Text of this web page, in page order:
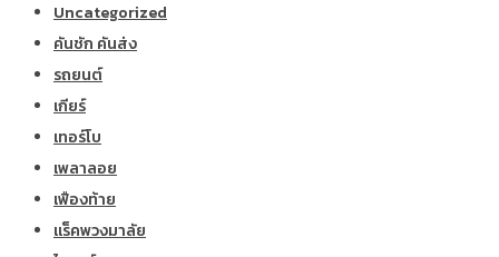
Uncategorized
คันชัก คันส่ง
รถยนต์
เกียร์
เทอร์โบ
เพลาลอย
เฟืองท้าย
แร็คพวงมาลัย